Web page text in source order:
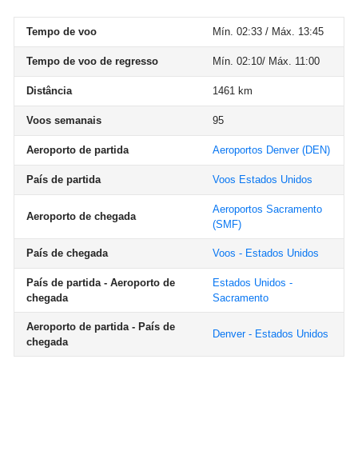
Tempo de voo Mín. 02:33 / Máx. 13:45
Tempo de voo de regresso Mín. 02:10/ Máx. 11:00
Distância 1461 km
Voos semanais 95
Aeroporto de partida Aeroportos Denver(DEN)
País de partida Voos Estados Unidos
Aeroporto de chegada
Aeroportos Sacramento
(SMF)
País de chegada Voos - Estados Unidos
País de partida - Aeroporto de
chegada
Estados Unidos -
Sacramento
Aeroporto de partida - País de
chegada
Denver - Estados Unidos